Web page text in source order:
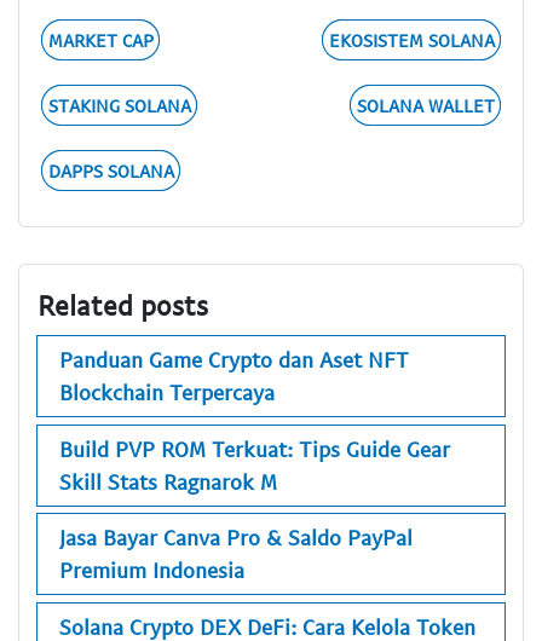
MARKET CAP EKOSISTEM SOLANA
STAKING SOLANA SOLANA WALLET
DAPPS SOLANA
Related posts
Panduan Game Crypto dan Aset NFT
Blockchain Terpercaya
Build PVP ROM Terkuat: Tips Guide Gear
Skill Stats Ragnarok M
Jasa Bayar Canva Pro & Saldo PayPal
Premium Indonesia
Solana Crypto DEX DeFi: Cara Kelola Token